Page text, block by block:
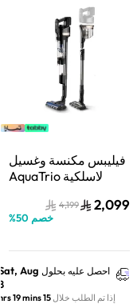
فيليبس مكنسة وغسيل
لاسلكية AquaTrio
شفط وغسيل | تنظيف
2,099
4,199
خصم 50
%
احصل عليه بحلول Sat, Aug
8
إذا تم الطلب خلال15 hrs 19 mins